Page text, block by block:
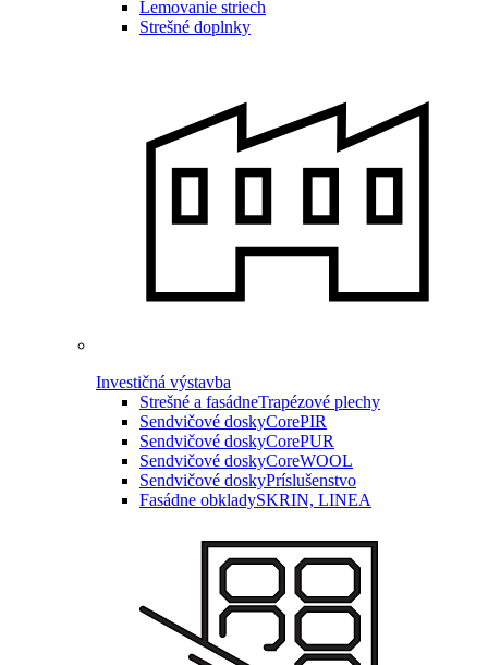
Lemovanie striech
Strešné doplnky
Investičná výstavba
Strešné a fasádneTrapézové plechy
Sendvičové doskyCorePIR
Sendvičové doskyCorePUR
Sendvičové doskyCoreWOOL
Sendvičové doskyPríslušenstvo
Fasádne obkladySKRIN, LINEA